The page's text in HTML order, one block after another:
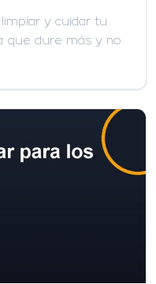
y cuidar tu
que dure más y no